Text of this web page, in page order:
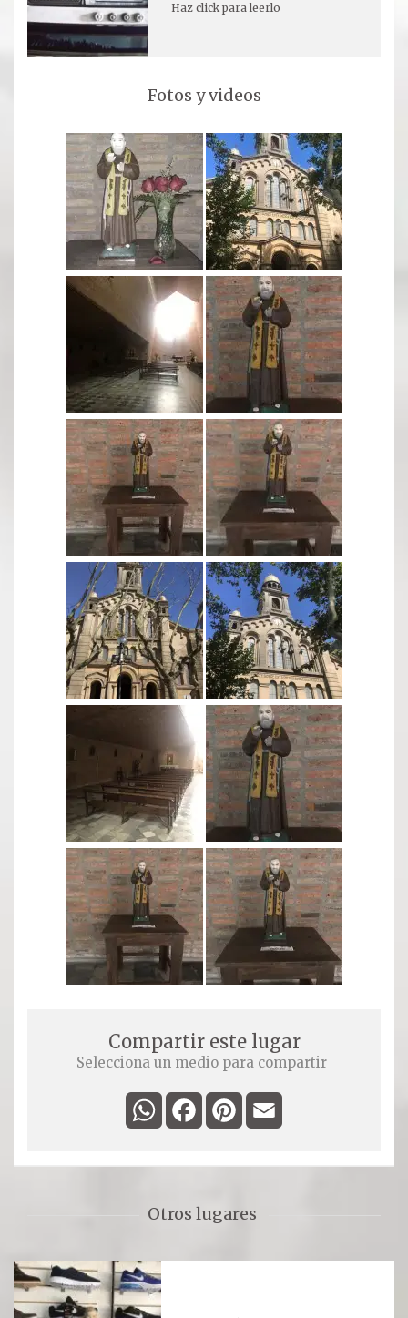
ORACIONES
Novena
RELIQUIAS
DEVOTOS
Haz click para leerlo
Fotos y videos
Compartir este lugar
Selecciona un medio para compartir
WhatsAppFacebookPinterest
Otros lugares